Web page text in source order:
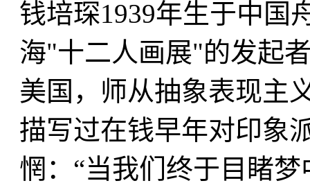
钱培琛1939年生于中国
海"十二人画展"的发起
美国，师从抽象表现主
描写过在钱早年对印象
惘：“当我们终于目睹